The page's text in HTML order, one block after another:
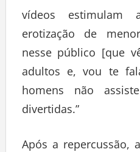
vídeos
erotização de
nesse público [que
adultos e, vou te
homens não
divertidas.”
Após a repercussão,